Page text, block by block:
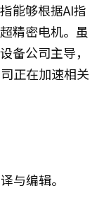
能够根据AI指
精密电机。虽
备公司主导，
正在加速相关
与编辑。